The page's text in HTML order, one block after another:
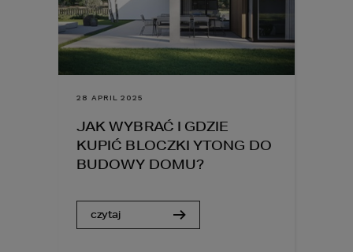
28 APRIL 2025
JAK WYBRAĆ I GDZIE
KUPIĆ BLOCZKI YTONG DO
BUDOWY DOMU?
czytaj